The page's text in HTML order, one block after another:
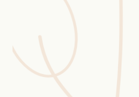
Blüten-Finder
Phänologie-Radar
Vogelstimmen
Gartenplaner